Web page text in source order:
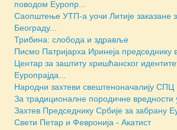
поводом Еуропр...
Саопштење УТП-а уочи Литије заказане
Београду...
Трибина: слобода и здравље
Писмо Патријарха Иринеја председнику
Центар за заштиту хришћанског
Еуропрајда...
Народни захтеви свештеноначалију СПЦ
За традиционалне породичне вредности
Захтев Председнику Србије за забрану
Свети Петар и Февронија - Акатист